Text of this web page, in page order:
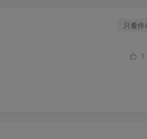
只看作
1